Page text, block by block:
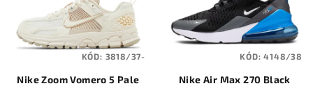
Nike Zoom Vomero 5 Pale
KÓD: 3818/37-
Nike Air Max 270 Black
KÓD:4148/38